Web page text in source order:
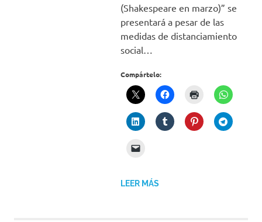
(Shakespeare en marzo)” se
presentará a pesar de las
medidas de distanciamiento
social…
Compártelo:
LEER MÁS